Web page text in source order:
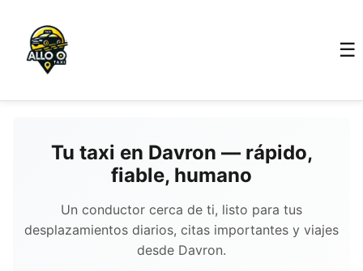
☰
Tu taxi en Davron — rápido,
fiable, humano
Un conductor cerca de ti, listo para tus
desplazamientos diarios, citas importantes y viajes
desde Davron.